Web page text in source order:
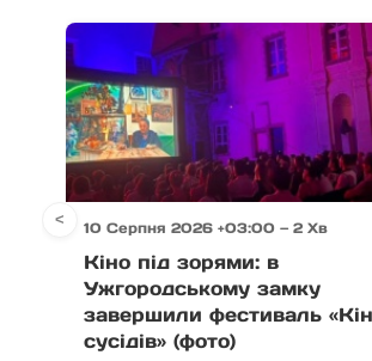
10 Серпня 2026 +03:00 — 2 Хв
Кіно під зорями: в
Ужгородському замку
завершили фестиваль
сусідів» (фото)
<